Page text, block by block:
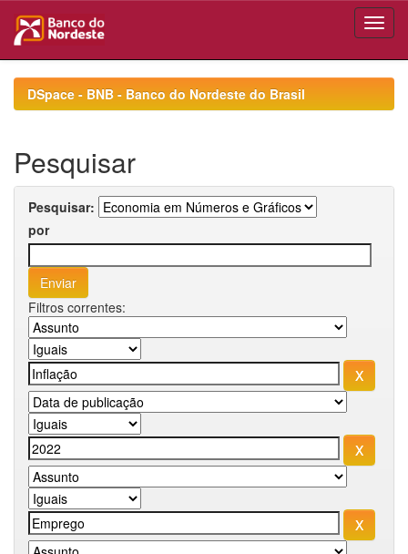
navigationDSpace - BNB - Banco do Nordeste do Brasil
Pesquisar
Pesquisar:
por
Filtros correntes: